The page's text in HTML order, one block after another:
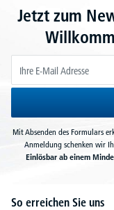
Jetzt zum
Mit Absenden des Formulars
Anmeldung schenken wir
Einlösbar ab einem
So erreichen Sie uns